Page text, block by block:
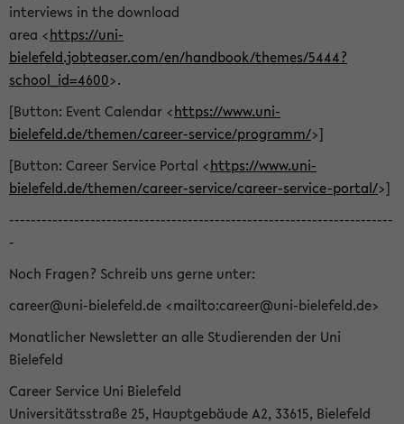
interviews in the download
area <https://uni-
bielefeld.jobteaser.com/en/handbook/themes/5444?
school_id=4600>.
[Button: Event Calendar <https://www.uni-
bielefeld.de/themen/career-service/programm/>]
[Button: Career Service Portal <https://www.uni-
bielefeld.de/themen/career-service/career-service-portal/>]
-----------------------------------------------------------------------
-
Noch Fragen? Schreib uns gerne unter:
career@uni-bielefeld.de <mailto:career@uni-bielefeld.de>
Monatlicher Newsletter an alle Studierenden der Uni
Bielefeld
Career Service Uni Bielefeld
Universitätsstraße 25, Hauptgebäude A2, 33615, Bielefeld